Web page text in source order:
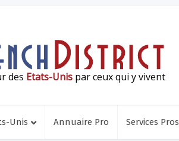
des Etats-Unis par ceux qui y vivent
Unis Annuaire Pro Services Pros